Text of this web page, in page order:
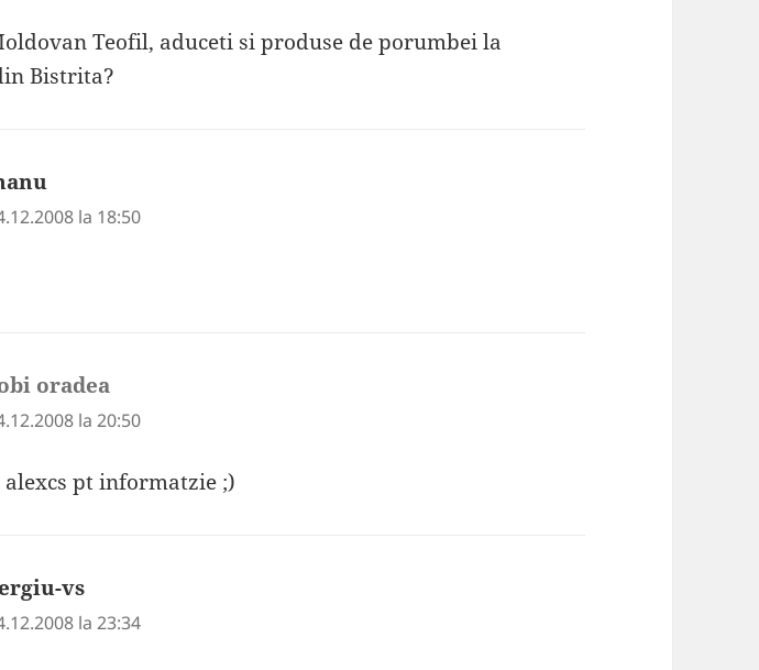
Teofil, aduceti si produse de porumbei la
Bistrita?
la 18:50
oradea
la 20:50
pt informatzie ;)
vs
la 23:34